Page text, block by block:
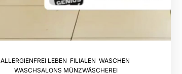
ALLERGIENFREI LEBEN FILIALEN ,WASCHEN
WASCHSALONS MÜNZWÄSCHEREI